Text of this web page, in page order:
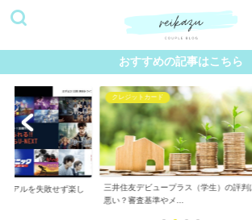
おすすめの記事はこちら
ラス（学生）の評判は
クレジットカード
【JCB CARD W】大学生におすすめのク
レジットカー...